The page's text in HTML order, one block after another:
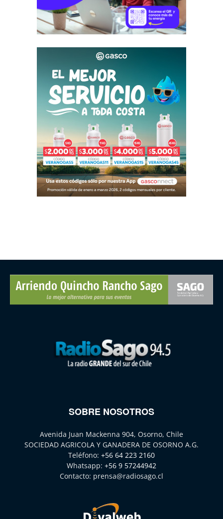
SOBRE NOSOTROS
Avenida Juan Mackenna 904, Osorno, Chile
SOCIEDAD AGRICOLA Y GANADERA DE OSORNO A.G.
Teléfono: +56 64 223 2160
Whatsapp: +56 9 57244942
Contacto: prensa@radiosago.cl